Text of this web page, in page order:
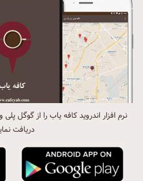
نرم افزار اندروید کافه یاب را از گوگل
دریافت